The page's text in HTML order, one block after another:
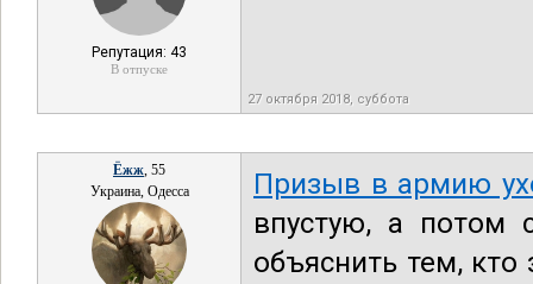
Репутация: 43
В отпуске
27 октября 2018, суббота
Ёжж, 55
Украина, Одесса
Призыв в армию
впустую, а потом
объяснить тем,